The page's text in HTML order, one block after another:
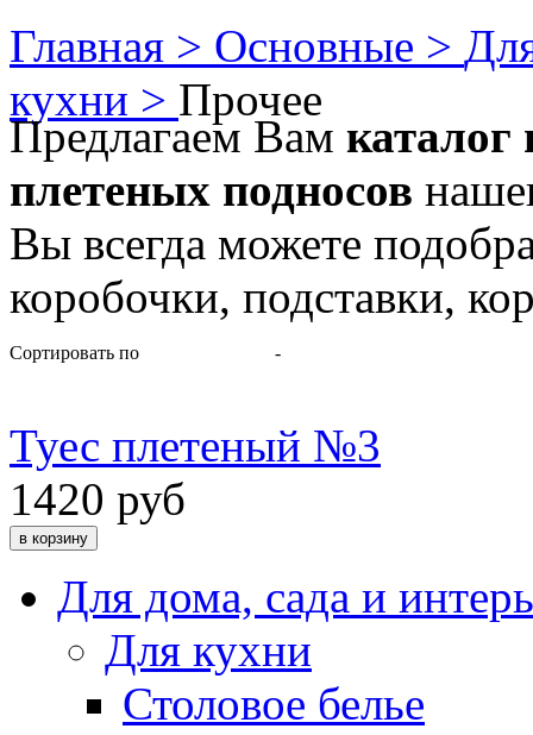
Главная > Основные >
кухни > Прочее
Предлагаем Вам каталог
плетеных подносов
Вы всегда можете
коробочки, подставки,
Сортировать по -
Туес плетеный №3
1420 руб
Для дома, сада и
Для кухни
Столовое белье